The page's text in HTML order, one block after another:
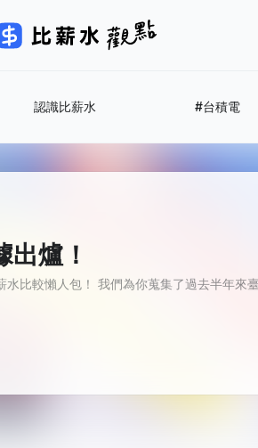
認識比薪水 #台積電
爐！
比較懶人包！ 我們為你蒐集了過去半年來